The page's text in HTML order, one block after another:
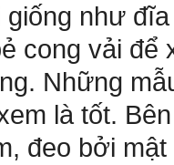
giống như
cong vải để
Những
là tốt.
đeo bởi